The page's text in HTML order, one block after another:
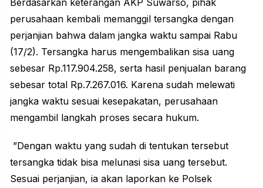
perusahaan kembali memanggil tersangka dengan
perjanjian bahwa dalam jangka waktu sampai Rabu
(17/2). Tersangka harus mengembalikan sisa uang
sebesar Rp.117.904.258, serta hasil penjualan barang
sebesar total Rp.7.267.016. Karena sudah melewati
jangka waktu sesuai kesepakatan, perusahaan
mengambil langkah proses secara hukum.
”Dengan waktu yang sudah di tentukan tersebut
tersangka tidak bisa melunasi sisa uang tersebut.
Sesuai perjanjian, ia akan laporkan ke Polsek